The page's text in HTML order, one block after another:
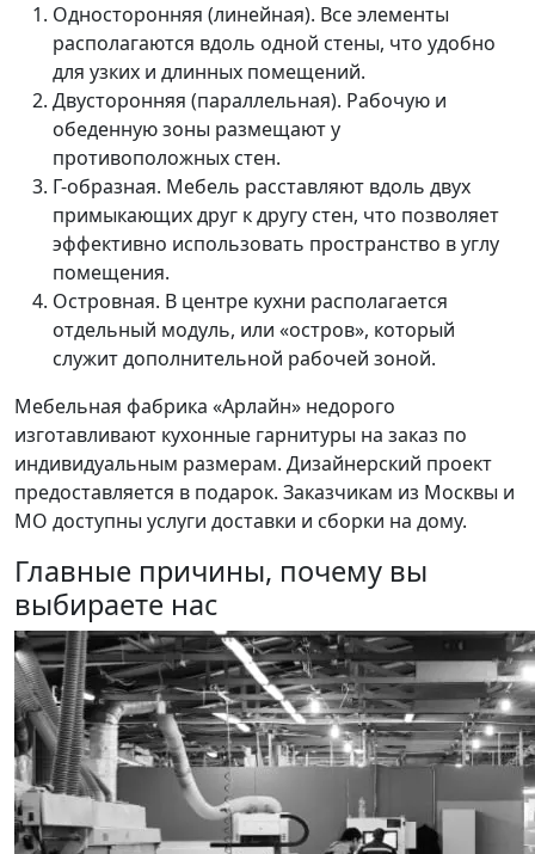
Односторонняя (линейная). Все элементы
располагаются вдоль одной стены, что удобно
для узких и длинных помещений.
Двусторонняя (параллельная). Рабочую и
обеденную зоны размещают у
противоположных стен.
Г-образная. Мебель расставляют вдоль двух
примыкающих друг к другу стен, что позволяет
эффективно использовать пространство в углу
помещения.
Островная. В центре кухни располагается
отдельный модуль, или «остров», который
служит дополнительной рабочей зоной.
Мебельная фабрика «Арлайн» недорого
изготавливают кухонные гарнитуры на заказ по
индивидуальным размерам. Дизайнерский проект
предоставляется в подарок. Заказчикам из Москвы и
МО доступны услуги доставки и сборки на дому.
Главные причины, почему вы
выбираете нас